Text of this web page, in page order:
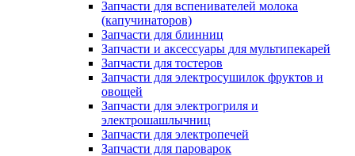
Запчасти для вспенивателей молока
(капучинаторов)
Запчасти для блинниц
Запчасти и аксессуары для мультипекарей
Запчасти для тостеров
Запчасти для электросушилок фруктов и
овощей
Запчасти для электрогриля и
электрошашлычниц
Запчасти для электропечей
Запчасти для пароварок